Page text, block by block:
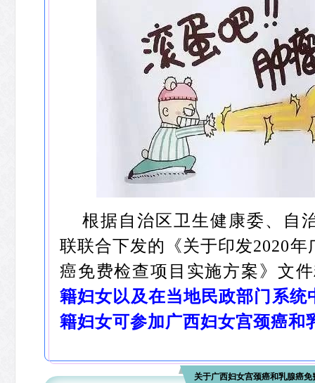
根据自治区卫生健康委、自
联联合下发的《关于印发2020
癌免费检查项目实施方案》文
籍妇女以及在当地民政部门系统
籍妇女可参加广西妇女宫颈癌和
关于广西妇女宫颈癌和乳腺癌免